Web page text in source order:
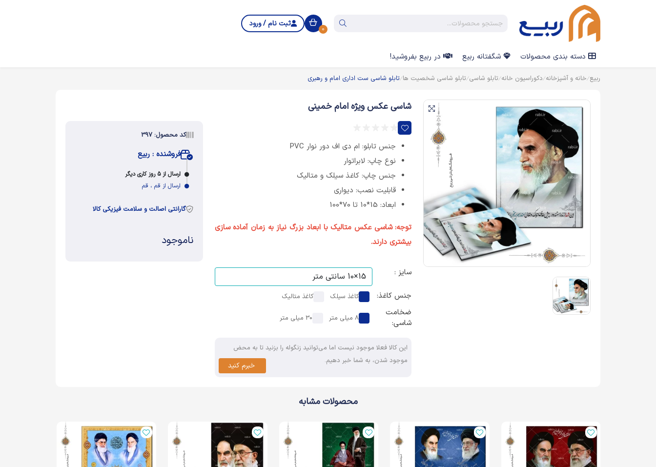
0
ثبت نام / ورود
دسته بندی محصولات شگفتانه ربیع در ربیع بفروشید!
ربیع خانه و آشپزخانه دکوراسیون خانه تابلو شاسی تابلو شاسی شخصیت ها تابلو شاسی ست اداری امام و رهبری
شاسی عکس ویژه امام خمینی
جنس تابلو: ام دی اف دور نوار PVC
نوع چاپ: لابراتوار
جنس چاپ: کاغذ سیلک و متالیک
قابلیت نصب: دیواری
ابعاد: 15*10 تا 70*100
توجه: شاسی عکس متالیک با ابعاد بزرگ نیاز به زمان آماده سازی
بیشتری دارند.
سایز :
جنس کاغذ: کاغذ سیلک کاغذ متالیک
ضخامت
شاسی:
8 میلی متر 30 میلی متر
این کالا فعلا موجود نیست اما می‌توانید زنگوله را بزنید تا به محض
موجود شدن، به شما خبر دهیم.
خبرم کنید
کد محصول: 397
فروشنده : ربیع
ارسال از 5 روز کاری دیگر
ارسال از قم ، قم
گارانتی اصالت و سلامت فیزیکی کالا
ناموجود
محصولات مشابه